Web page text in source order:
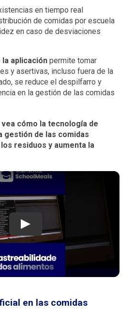
en tiempo real
de comidas por escuela
en caso de desviaciones
la aplicaciónpermite tomar
y asertivas, incluso fuera de la
se reduce el despilfarro y
en la gestión de las comidas
cómo la tecnología de
gestión de las comidas
residuos y aumenta la
Jugar
en las comidas